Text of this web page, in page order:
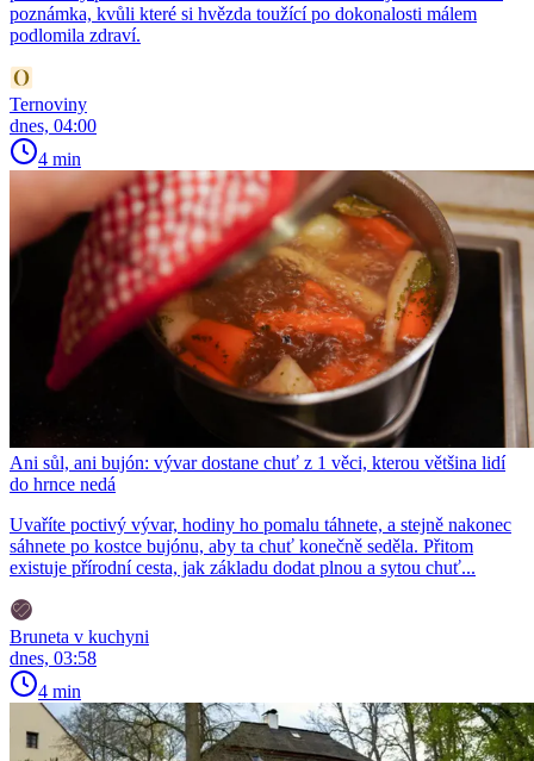
poznámka, kvůli které si hvězda toužící po dokonalosti málem
podlomila zdraví.
Ternoviny
dnes, 04:00
4 min
Ani sůl, ani bujón: vývar dostane chuť z 1 věci, kterou většina lidí
do hrnce nedá
Uvaříte poctivý vývar, hodiny ho pomalu táhnete, a stejně nakonec
sáhnete po kostce bujónu, aby ta chuť konečně seděla. Přitom
existuje přírodní cesta, jak základu dodat plnou a sytou chuť...
Bruneta v kuchyni
dnes, 03:58
4 min